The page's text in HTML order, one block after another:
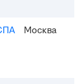
Москва